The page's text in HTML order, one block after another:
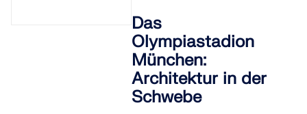
Dlubal API
Ihr Tor zur parametrischen Modellierung und
API entdecken
Das
Olympiastadion
München:
Architektur in der
Schwebe